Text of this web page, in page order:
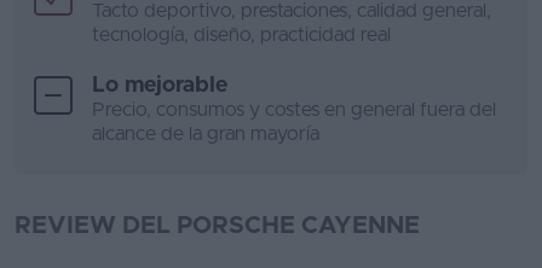
Tacto deportivo, prestaciones, calidad general,
tecnología, diseño, practicidad real
Lo mejorable
Precio, consumos y costes en general fuera del
alcance de la gran mayoría
REVIEW DEL PORSCHE CAYENNE